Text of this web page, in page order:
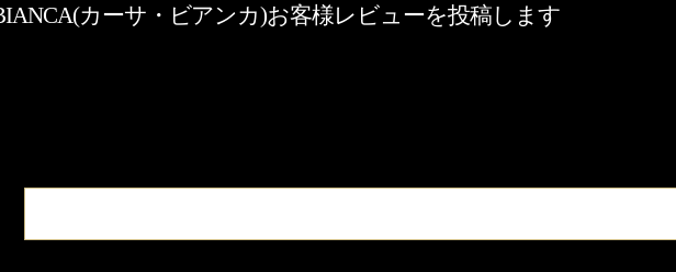
カーサ・ビアンカ)お客様レビューを投稿します